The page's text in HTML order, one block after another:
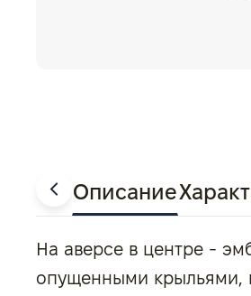
Описание
На аверсе в центре -
опущенными крыльями,